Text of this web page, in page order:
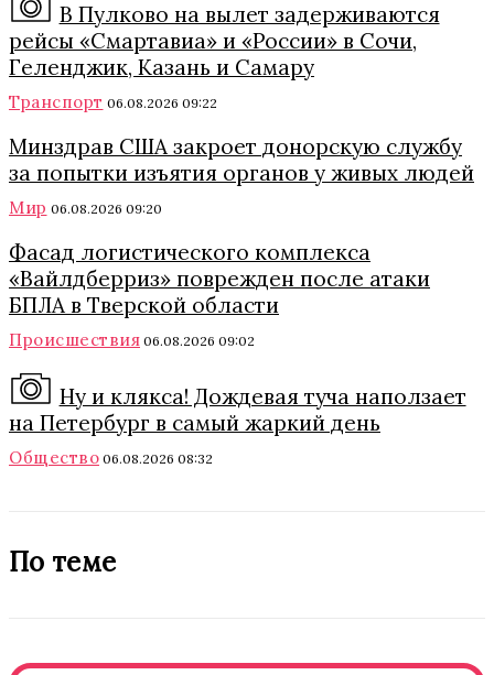
В Пулково на вылет задерживаются
рейсы «Смартавиа» и «России» в Сочи,
Геленджик, Казань и Самару
Транспорт 06.08.2026 09:22
Минздрав США закроет донорскую службу
за попытки изъятия органов у живых людей
Мир 06.08.2026 09:20
Фасад логистического комплекса
«Вайлдберриз» поврежден после атаки
БПЛА в Тверской области
Происшествия 06.08.2026 09:02
Ну и клякса! Дождевая туча наползает
на Петербург в самый жаркий день
Общество 06.08.2026 08:32
По теме